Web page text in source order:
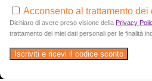
Acconsento al trattamento dei
Dichiaro di avere preso visione della Privacy
trattamento dei miei dati personali per le finalità